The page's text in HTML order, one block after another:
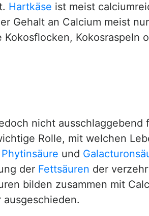
Hartkäse ist meist
Gehalt an Calcium meist
Kokosraspeln
nicht
Rolle, mit welchen
Phytinsäure und
der Fettsäuren der
bilden zusammen mit